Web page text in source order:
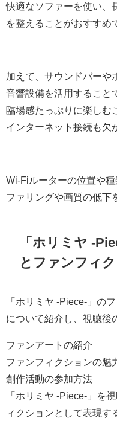
快適なソファーを使い、
を整えることがおすすめ
加えて、サウンドバーや
音響設備を活用すること
臨場感たっぷりに楽しむ
インターネット接続も欠
Wi-Fiルーターの位置や
ファリングや画質の低下
「ホリミヤ -
とファンフィ
「ホリミヤ -Piece-」の
について紹介し、視聴後
ファンアートの紹介
ファンフィクションの魅
創作活動の参加方法
「ホリミヤ -Piece-」を
ィクションとして表現す